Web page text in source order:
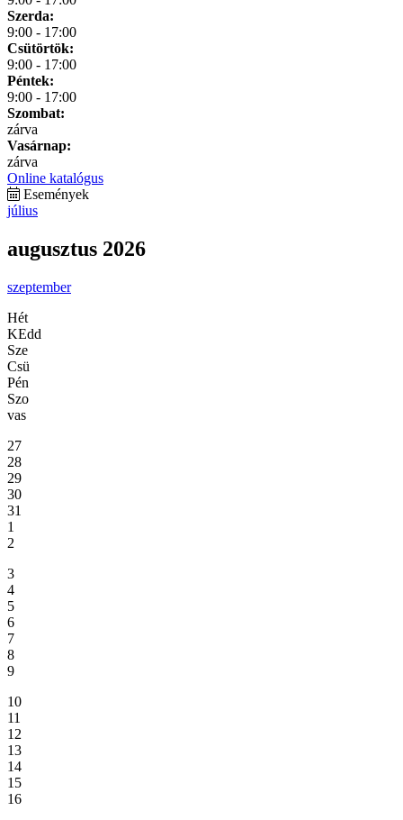
Szerda:
9:00 - 17:00
Csütörtök:
9:00 - 17:00
Péntek:
9:00 - 17:00
Szombat:
zárva
Vasárnap:
zárva
Online katalógus
Események
július
augusztus 2026
szeptember
Hét
KEdd
Sze
Csü
Pén
Szo
vas
27
28
29
30
31
1
2
3
4
5
6
7
8
9
10
11
12
13
14
15
16